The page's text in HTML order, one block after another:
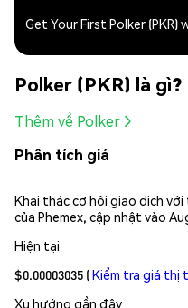
Get Your First Polker (PKR)
Polker (PKR) là gì?
Thêm về Polker
Phân tích giá
Khai thác cơ hội giao dịch
của Phemex, cập nhật vào
Hiện tại
$0.00003035 (Kiểm tra giá thị
Xu hướng gần đây